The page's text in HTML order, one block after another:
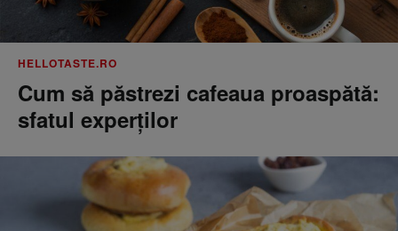
HELLOTASTE.RO
Cum să păstrezi cafeaua proaspătă:
sfatul experților